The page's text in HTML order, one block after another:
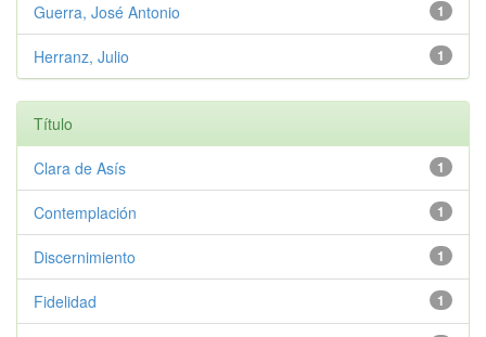
1
Guerra, José Antonio
1
Herranz, Julio
Título
1
Clara de Asís
1
Contemplación
1
Discernimiento
1
Fidelidad